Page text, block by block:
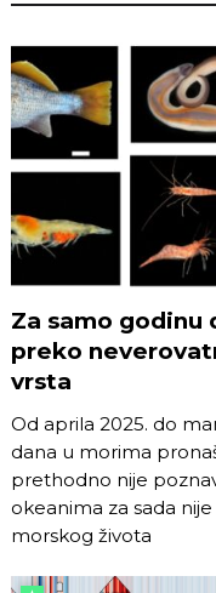
Za samo godinu
preko
vrsta
Od aprila 2025. do
dana u morima
prethodno nije
okeanima za sada
morskog života